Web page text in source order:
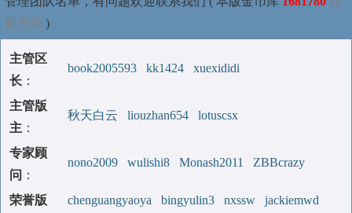
要赞助 )
主管区
长 ：
book2005593 kk1424 xuexididi
主管版
主 ：
秋天白云 liouzhan654 lotuscsx
专家顾
问 ：
nono2009 wulishi8 Monash2011 ZBBcrazy
荣誉版
chenguangyaoya bingyulin3 nxssw
jackiemwd